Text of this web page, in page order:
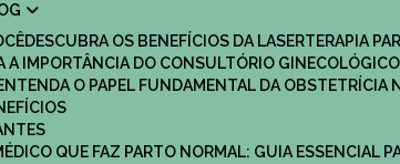
DESCUBRA OS BENEFÍCIOS DA LASERTERAPIA
A IMPORTÂNCIA DO CONSULTÓRIO
ENTENDA O PAPEL FUNDAMENTAL DA OBSTETRÍCIA
MÉDICO QUE FAZ PARTO NORMAL: GUIA ESSENCIAL